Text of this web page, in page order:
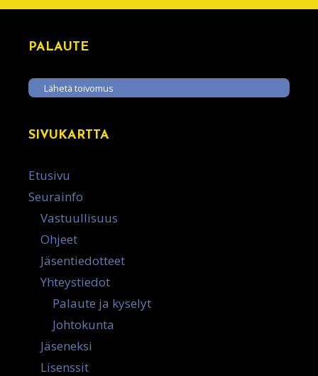
PALAUTE
Lähetä toivomus
SIVUKARTTA
Etusivu
Seurainfo
Vastuullisuus
Ohjeet
Jäsentiedotteet
Yhteystiedot
Palaute ja kyselyt
Johtokunta
Jäseneksi
Lisenssit